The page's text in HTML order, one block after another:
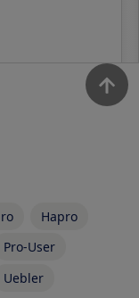
Hapro
Pro-User
Uebler